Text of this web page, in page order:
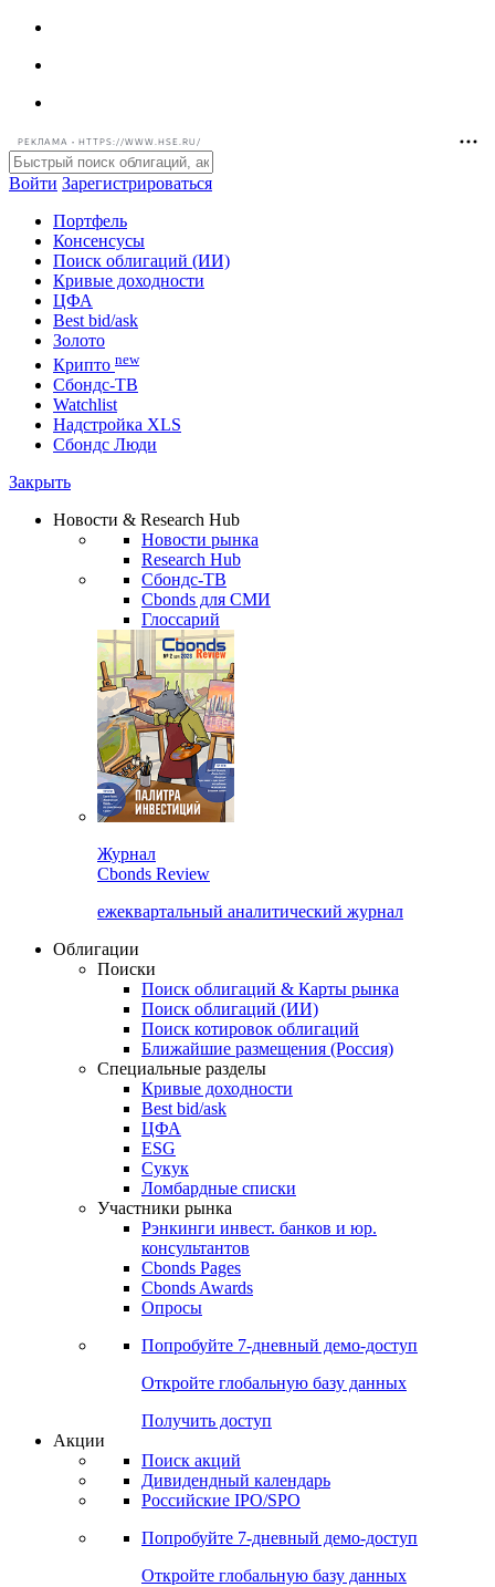
РЕКЛАМА • HTTPS://WWW.HSE.RU/
Войти Зарегистрироваться
Портфель
Консенсусы
Поиск облигаций (ИИ)
Кривые доходности
ЦФА
Best bid/ask
Золото
Крипто new
Сбондс-ТВ
Watchlist
Надстройка XLS
Сбондс Люди
Закрыть
Новости & Research Hub
Новости рынка
Research Hub
Сбондс-ТВ
Cbonds для СМИ
Глоссарий
Журнал
Cbonds Review
ежеквартальный аналитический журнал
Облигации
Поиски
Поиск облигаций & Карты рынка
Поиск облигаций (ИИ)
Поиск котировок облигаций
Ближайшие размещения (Россия)
Специальные разделы
Кривые доходности
Best bid/ask
ЦФА
ESG
Сукук
Ломбардные списки
Участники рынка
Рэнкинги инвест. банков и юр.
консультантов
Cbonds Pages
Cbonds Awards
Опросы
Попробуйте 7-дневный демо-доступ
Откройте глобальную базу данных
Получить доступ
Акции
Поиск акций
Дивидендный календарь
Российские IPO/SPO
Попробуйте 7-дневный демо-доступ
Откройте глобальную базу данных